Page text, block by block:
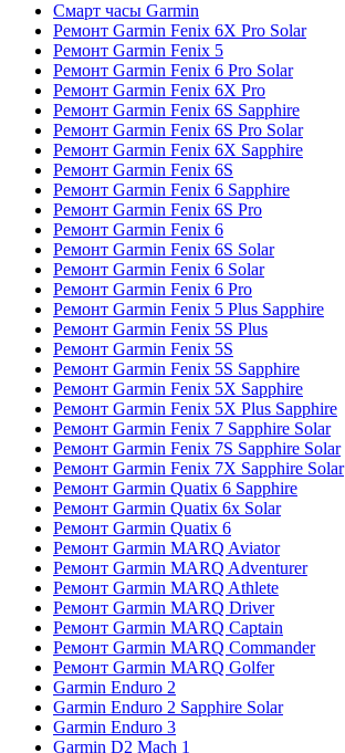
Смарт часы Garmin
Ремонт Garmin Fenix 6X Pro Solar
Ремонт Garmin Fenix 5
Ремонт Garmin Fenix 6 Pro Solar
Ремонт Garmin Fenix 6X Pro
Ремонт Garmin Fenix 6S Sapphire
Ремонт Garmin Fenix 6S Pro Solar
Ремонт Garmin Fenix 6X Sapphire
Ремонт Garmin Fenix 6S
Ремонт Garmin Fenix 6 Sapphire
Ремонт Garmin Fenix 6S Pro
Ремонт Garmin Fenix 6
Ремонт Garmin Fenix 6S Solar
Ремонт Garmin Fenix 6 Solar
Ремонт Garmin Fenix 6 Pro
Ремонт Garmin Fenix 5 Plus Sapphire
Ремонт Garmin Fenix 5S Plus
Ремонт Garmin Fenix 5S
Ремонт Garmin Fenix 5S Sapphire
Ремонт Garmin Fenix 5X Sapphire
Ремонт Garmin Fenix 5X Plus Sapphire
Ремонт Garmin Fenix 7 Sapphire Solar
Ремонт Garmin Fenix 7S Sapphire Solar
Ремонт Garmin Fenix 7X Sapphire Solar
Ремонт Garmin Quatix 6 Sapphire
Ремонт Garmin Quatix 6x Solar
Ремонт Garmin Quatix 6
Ремонт Garmin MARQ Aviator
Ремонт Garmin MARQ Adventurer
Ремонт Garmin MARQ Athlete
Ремонт Garmin MARQ Driver
Ремонт Garmin MARQ Captain
Ремонт Garmin MARQ Commander
Ремонт Garmin MARQ Golfer
Garmin Enduro 2
Garmin Enduro 2 Sapphire Solar
Garmin Enduro 3
Garmin D2 Mach 1